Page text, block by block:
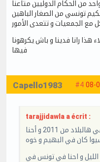
من الحكام الدوليين متاعنا
تونسي من الصغار الباهين
الجمعيات و تتعدى الأمور
هذا رانا فدينا و باش يكرهونا
فيها
#4 08-
Capello1983
tarajjidawla a écrit :
قداش منسوب البهامة طلع في هالبلاد من 2011 و أحنا
كان في البهيم و خوه
الليل و احنا في تونس في